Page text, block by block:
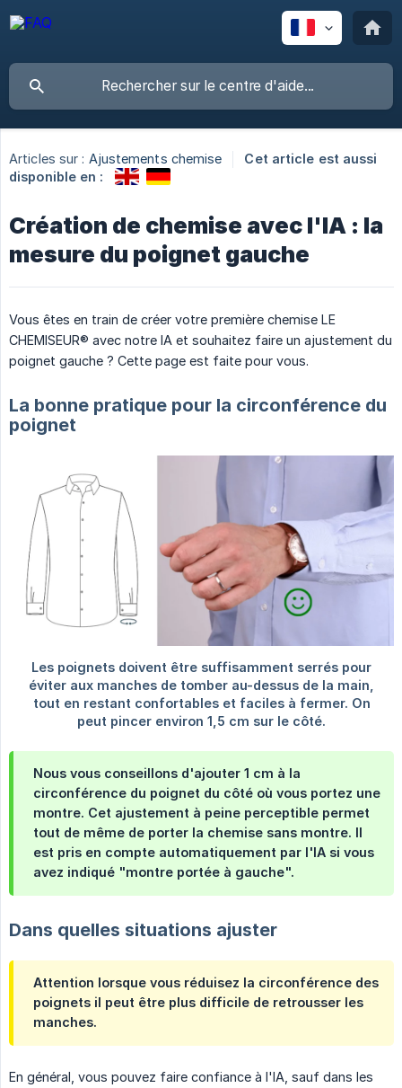
Articles sur : Ajustements chemise
Cet article est aussi
disponible en :
Création de chemise avec l'IA : la
mesure du poignet gauche
Vous êtes en train de créer votre première chemise LE
CHEMISEUR® avec notre IA et souhaitez faire un ajustement du
poignet gauche ? Cette page est faite pour vous.
La bonne pratique pour la circonférence du
poignet
Nous vous conseillons d'ajouter 1 cm à la
circonférence du poignet du côté où vous portez une
montre. Cet ajustement à peine perceptible permet
tout de même de porter la chemise sans montre. Il
est pris en compte automatiquement par l'IA si vous
avez indiqué "montre portée à gauche".
Dans quelles situations ajuster
Attention lorsque vous réduisez la circonférence des
poignets il peut être plus difficile de retrousser les
manches.
En général, vous pouvez faire confiance à l'IA, sauf dans les